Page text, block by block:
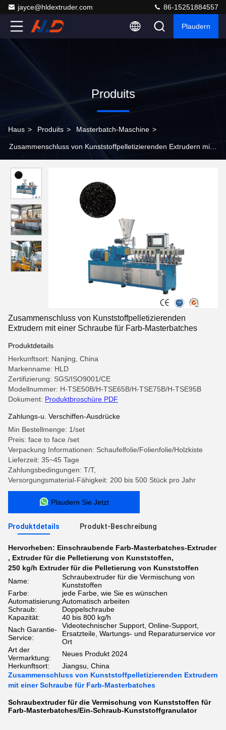
jayce@hldextruder.com 86-15251884557
Plaudern
Produits
Haus > Produits > Masterbatch-Maschine >
Zusammenschluss von Kunststoffpelletizierenden Extrudern mit
Zusammenschluss von Kunststoffpelletizierenden
Extrudern mit einer Schraube für Farb-Masterbatches
Produktdetails
Herkunftsort: Nanjing, China
Markenname: HLD
Zertifizierung: SGS/ISO9001/CE
Modellnummer: H-TSE50B/H-TSE65B/H-TSE75B/H-TSE95B
Dokument: Produktbroschüre PDF
Zahlungs-u. Verschiffen-Ausdrücke
Min Bestellmenge: 1/set
Preis: face to face /set
Verpackung Informationen: Schaufelfolie/Folienfolie/Holzkiste
Lieferzeit: 35~45 Tage
Zahlungsbedingungen: T/T,
Versorgungsmaterial-Fähigkeit: 200 bis 500 Stück pro Jahr
Plaudern Sie Jetzt
Produktdetails Produkt-Beschreibung
Hervorheben: Einschraubende Farb-Masterbatches-Extruder
, Extruder für die Pelletierung von Kunststoffen,
250 kg/h Extruder für die Pelletierung von Kunststoffen
Name:
Schraubextruder für die Vermischung von
Kunststoffen
Farbe:
jede Farbe, wie Sie es wünschen
Automatisierung:Automatisch arbeiten
Schraub:
Doppelschraube
Kapazität:
40 bis 800 kg/h
Nach Garantie-
Service:
Videotechnischer Support, Online-Support,
Ersatzteile, Wartungs- und Reparaturservice vor
Ort
Art der
Vermarktung:
Neues Produkt 2024
Herkunftsort:
Jiangsu, China
Zusammenschluss von Kunststoffpelletizierenden Extrudern
mit einer Schraube für Farb-Masterbatches
Schraubextruder für die Vermischung von Kunststoffen für
Farb-Masterbatches/Ein-Schraub-Kunststoffgranulator